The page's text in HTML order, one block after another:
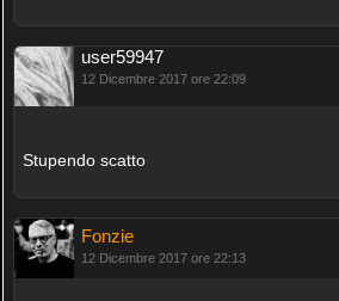
user59947
12 Dicembre 2017 ore 22:09
Stupendo scatto
Fonzie
12 Dicembre 2017 ore 22:13